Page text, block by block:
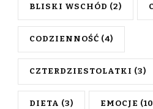
BLISKI WSCHÓD (2)
CODZIENNOŚĆ (4)
CZTERDZIESTOLATKI (3)
DIETA (3) EMOCJE